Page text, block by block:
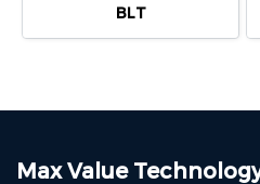
BLT
Max Value